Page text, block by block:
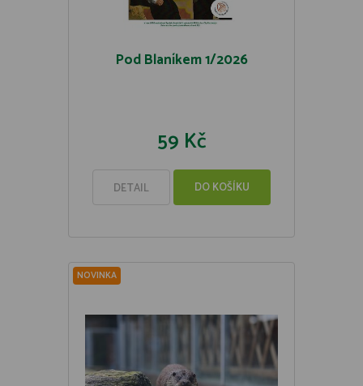
Pod Blaníkem 1/2026
59 Kč
DETAIL DO KOŠÍKU
NOVINKA